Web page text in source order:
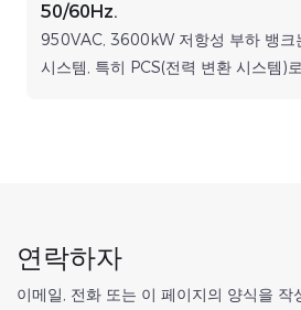
50/60Hz.
950VAC, 3600kW 저항성 부하 뱅크
시스템, 특히 PCS(전력 변환 시스템)
연락하자
이메일, 전화 또는 이 페이지의 양식을 작